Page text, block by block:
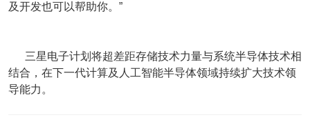
及开发也可以帮助你。”
三星电子计划将超差距存储技术力量与系统半导体技术相
结合，在下一代计算及人工智能半导体领域持续扩大技术领
导能力。